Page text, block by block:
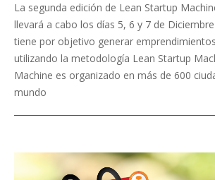
18
La segunda edición de Lean Startup
llevará a cabo los días 5, 6 y 7 de
tiene por objetivo generar
utilizando la metodología Lean Startup
Machine es organizado en más de 600
mundo